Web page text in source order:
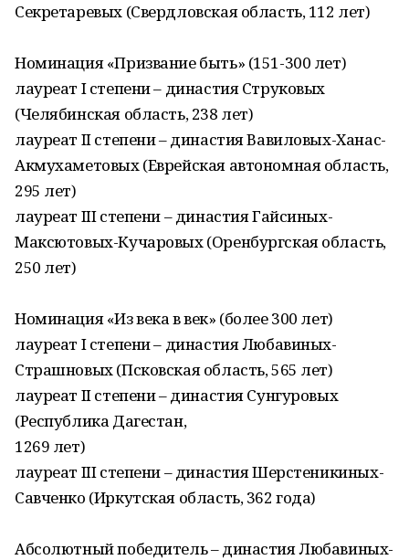
Секретаревых (Свердловская область, 112 лет)
Номинация «Призвание быть» (151-300 лет)
лауреат I степени – династия Струковых
(Челябинская область, 238 лет)
лауреат II степени – династия Вавиловых-Ханас-
Акмухаметовых (Еврейская автономная область,
295 лет)
лауреат III степени – династия Гайсиных-
Максютовых-Кучаровых (Оренбургская область,
250 лет)
Номинация «Из века в век» (более 300 лет)
лауреат I степени – династия Любавиных-
Страшновых (Псковская область, 565 лет)
лауреат II степени – династия Сунгуровых
(Республика Дагестан,
1269 лет)
лауреат III степени – династия Шерстеникиных-
Савченко (Иркутская область, 362 года)
Абсолютный победитель – династия Любавиных-